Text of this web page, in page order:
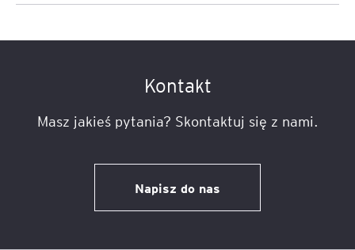
Kontakt
Masz jakieś pytania? Skontaktuj się z nami.
Napisz do nas